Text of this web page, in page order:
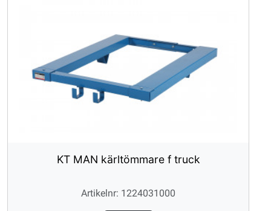
KT MAN kärltömmare f truck
Artikelnr: 1224031000